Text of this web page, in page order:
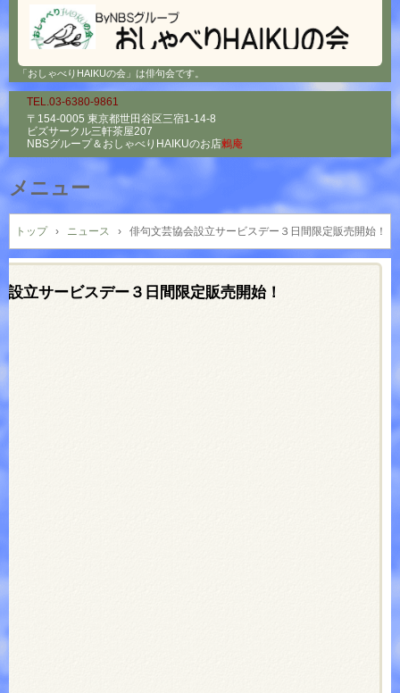
「おしゃべりHAIKUの会」は俳句会です。
TEL.03-6380-9861
〒154-0005 東京都世田谷区三宿1-14-8
ビズサークル三軒茶屋207
NBSグループ＆ おしゃべりHAIKUのお店鶫庵
メニュー
コ
ン
テ
ン
ツ
トップ › ニュース › 俳句文芸協会設立サービスデー３日間限定販売開始！
設立サービスデー３日間限定販売開始！